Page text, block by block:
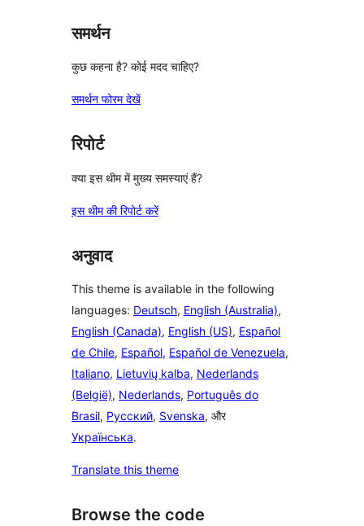
समर्थन
कुछ कहना है? कोई मदद चाहिए?
समर्थन फोरम देखें
रिपोर्ट
क्या इस थीम में मुख्य समस्याएं हैं?
इस थीम की रिपोर्ट करें
अनुवाद
This theme is available in the following
languages: Deutsch, English (Australia),
English (Canada), English (US), Español
de Chile, Español, Español de Venezuela,
Italiano, Lietuvių kalba, Nederlands
(België), Nederlands, Português do
Brasil, Русский, Svenska, और
Українська.
Translate this theme
Browse the code